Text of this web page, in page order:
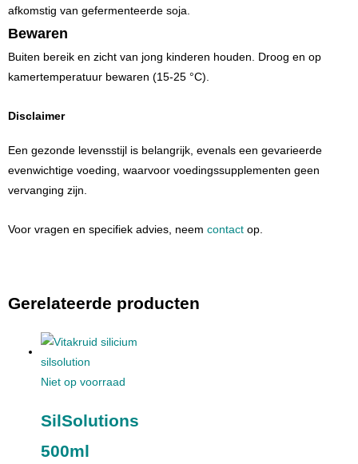
afkomstig van gefermenteerde soja.
Bewaren
Buiten bereik en zicht van jong kinderen houden. Droog en op
kamertemperatuur bewaren (15-25 °C).
Disclaimer
Een gezonde levensstijl is belangrijk, evenals een gevarieerde
evenwichtige voeding, waarvoor voedingssupplementen geen
vervanging zijn.
Voor vragen en specifiek advies, neem contact op.
Gerelateerde producten
Niet op voorraad
SilSolutions
500ml